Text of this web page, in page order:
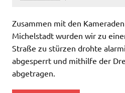
Zusammen mit den
Michelstadt wurden wir zu
Straße zu stürzen drohte
abgesperrt und mithilfe der
abgetragen.